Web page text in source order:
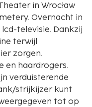
in Wrocław
Overnacht in
televisie. Dankzij
terwijl
zorgen.
en haardrogers.
verduisterende
strijkijzer kunt
tot op